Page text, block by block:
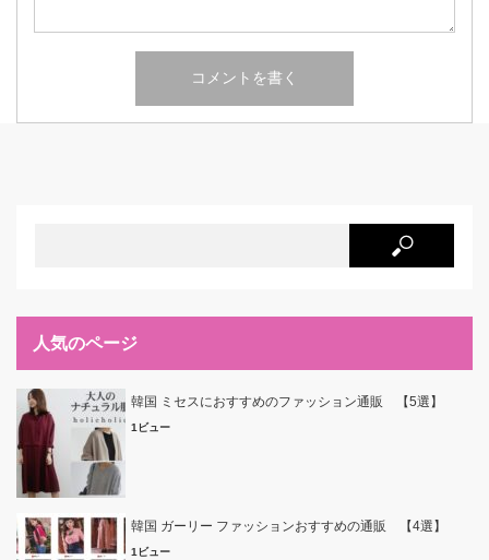
人気のページ
韓国 ミセスにおすすめのファッション通販 【5選】
1ビュー
韓国 ガーリー ファッションおすすめの通販 【4選】
1ビュー